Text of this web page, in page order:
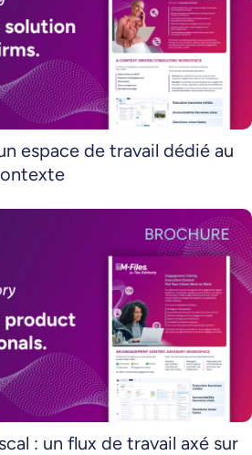
espace de travail dédié au
: un flux de travail axé sur